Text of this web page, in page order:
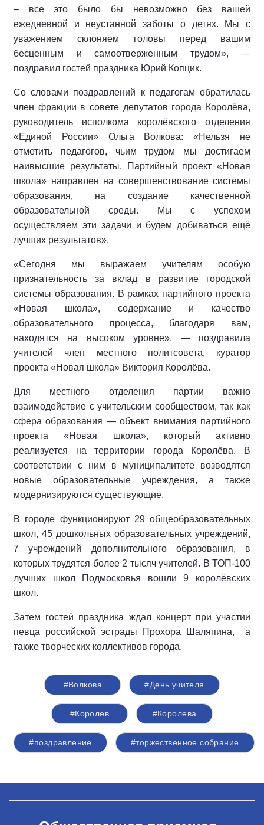
– все это было бы невозможно без вашей
ежедневной и неустанной заботы о детях. Мы с
уважением склоняем головы перед вашим
бесценным и самоотверженным трудом», —
поздравил гостей праздника Юрий Копцик.
Со словами поздравлений к педагогам обратилась
член фракции в совете депутатов города Королёва,
руководитель исполкома королёвского отделения
«Единой России» Ольга Волкова: «Нельзя не
отметить педагогов, чьим трудом мы достигаем
наивысшие результаты. Партийный проект «Новая
школа» направлен на совершенствование системы
образования, на создание качественной
образовательной среды. Мы с успехом
осуществляем эти задачи и будем добиваться ещё
лучших результатов».
«Сегодня мы выражаем учителям особую
признательность за вклад в развитие городской
системы образования. В рамках партийного проекта
«Новая школа», содержание и качество
образовательного процесса, благодаря вам,
находятся на высоком уровне», — поздравила
учителей член местного политсовета, куратор
проекта «Новая школа» Виктория Королёва.
Для местного отделения партии важно
взаимодействие с учительским сообществом, так как
сфера образования — объект внимания партийного
проекта «Новая школа», который активно
реализуется на территории города Королёва. В
соответствии с ним в муниципалитете возводятся
новые образовательные учреждения, а также
модернизируются существующие.
В городе функционируют 29 общеобразовательных
школ, 45 дошкольных образовательных учреждений,
7 учреждений дополнительного образования, в
которых трудятся более 2 тысяч учителей. В ТОП-100
лучших школ Подмосковья вошли 9 королёвских
школ.
Затем гостей праздника ждал концерт при участии
певца российской эстрады Прохора Шаляпина, а
также творческих коллективов города.
#Волкова #День учителя
#Королев #Королева
#поздравление #торжественное собрание